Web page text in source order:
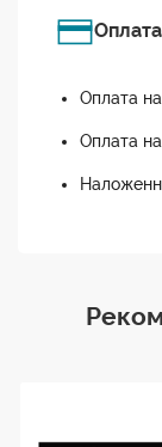
Оплата
Оплата
Оплата